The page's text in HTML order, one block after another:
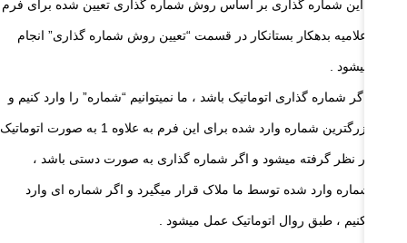
. این شماره گذاری بر اساس روش شماره گذاری تعیین شده برای فرم
اعلامیه بدهکار بستانکار در قسمت “تعیین روش شماره گذاری” انجام
میشود .
اگر شماره گذاری اتوماتیک باشد ، ما نمیتوانیم “شماره” را وارد کنیم و
بزرگترین شماره وارد شده برای این فرم به علاوه 1 به صورت اتوماتیک
در نظر گرفته میشود و اگر شماره گذاری به صورت دستی باشد ،
شماره وارد شده توسط ما ملاک قرار میگیرد و اگر شماره ای وارد
نکنیم ، طبق روال اتوماتیک عمل میشود .